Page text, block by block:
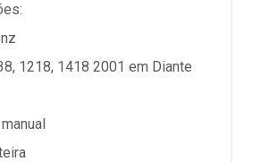
1218, 1418 2001 em Diante